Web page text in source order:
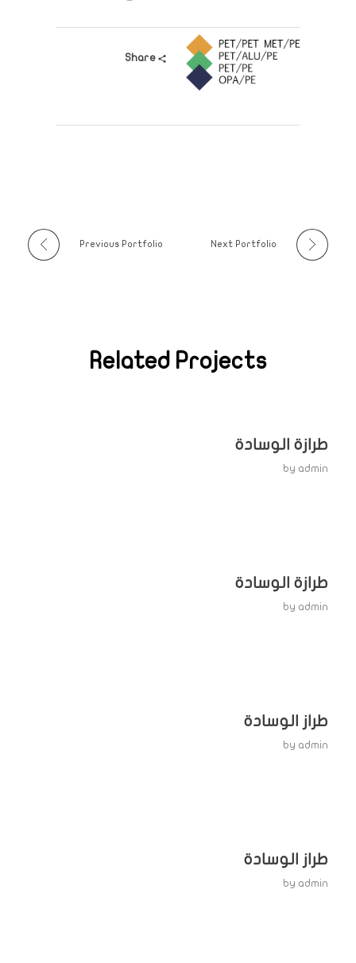
Share
Previous Portfolio Next Portfolio
Related Projects
طرازة الوسادة
by admin
طرازة الوسادة
by admin
طراز الوسادة
by admin
طراز الوسادة
by admin